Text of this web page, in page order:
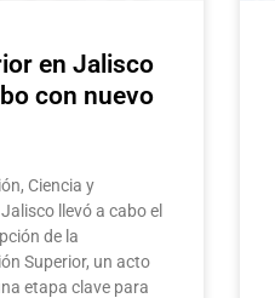
en Jalisco
con nuevo
Ciencia y
llevó a cabo el
de la
Superior, un acto
etapa clave para